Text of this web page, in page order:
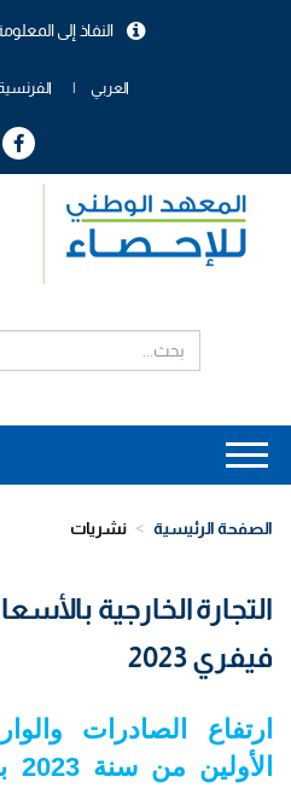
النفاذ إلى
العربي
Main
navigation
الصفحة الرئيسية نشريات
التجارة الخارجية
فيفري 2023
ارتفاع الصادرات
الأولين من سنة 2023 بنسب متتالية